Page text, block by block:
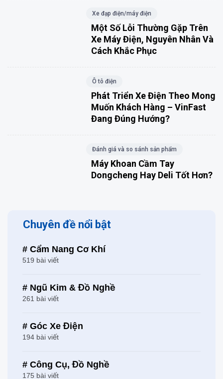
Xe đạp điện/máy điện
Một Số Lỗi Thường Gặp Trên
Xe Máy Điện, Nguyên Nhân Và
Cách Khắc Phục
Ô tô điện
Phát Triển Xe Điện Theo Mong
Muốn Khách Hàng – VinFast
Đang Đúng Hướng?
Đánh giá và so sánh sản phẩm
Máy Khoan Cầm Tay
Dongcheng Hay Deli Tốt Hơn?
Chuyên đề nổi bật
# Cẩm Nang Cơ Khí
519 bài viết
# Ngũ Kim & Đồ Nghề
261 bài viết
# Góc Xe Điện
194 bài viết
# Công Cụ, Đồ Nghề
175 bài viết